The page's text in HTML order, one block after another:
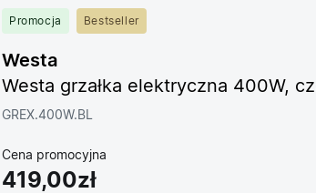
Promocja Bestseller
Westa
Westa grzałka elektryczna 400W,
GREX.400W.BL
Cena promocyjna
419,00zł